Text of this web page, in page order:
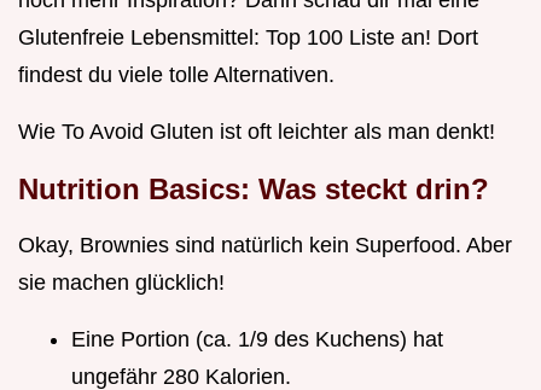
Glutenfreie Lebensmittel: Top 100 Liste an! Dort
findest du viele tolle Alternativen.
Wie To Avoid Gluten ist oft leichter als man denkt!
Nutrition Basics: Was steckt drin?
Okay, Brownies sind natürlich kein Superfood. Aber
sie machen glücklich!
Eine Portion (ca. 1/9 des Kuchens) hat
ungefähr 280 Kalorien.